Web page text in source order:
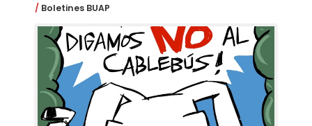
Boletines BUAP